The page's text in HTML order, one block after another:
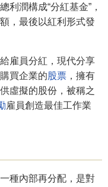
利潤構成“分紅基金”，
，最後以紅利形式發
雇員分紅，現代分享
買企業的股票 ，擁有
虛擬的股份，被稱之
雇員創造最佳工作業
種內部再分配，是對